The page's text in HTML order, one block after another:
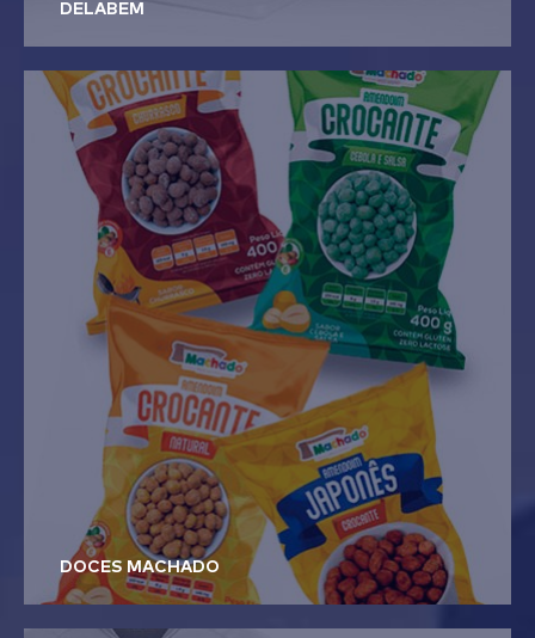
DELABEM
DOCES MACHADO